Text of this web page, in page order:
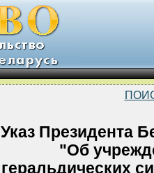
Указ Президента
"Об
геральдических